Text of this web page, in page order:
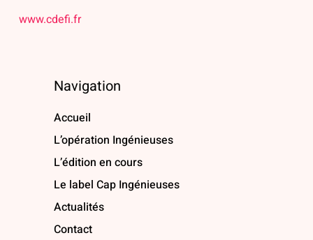
www.cdefi.fr
Navigation
Accueil
L’opération Ingénieuses
L’édition en cours
Le label Cap Ingénieuses
Actualités
Contact